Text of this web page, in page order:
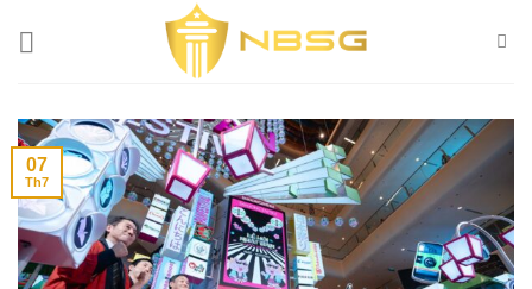
07
Th7